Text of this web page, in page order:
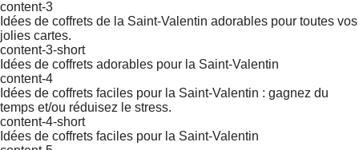
content-3
Idées de coffrets de la Saint-Valentin adorables pour toutes vos
jolies cartes.
content-3-short
Idées de coffrets adorables pour la Saint-Valentin
content-4
Idées de coffrets faciles pour la Saint-Valentin : gagnez du
temps et/ou réduisez le stress.
content-4-short
Idées de coffrets faciles pour la Saint-Valentin